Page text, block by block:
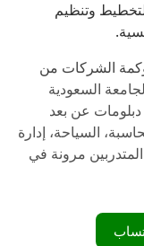
وتنظيم
الشركات من
السعودية
دبلومات عن بعد
السياحة، إدارة
مرونة في